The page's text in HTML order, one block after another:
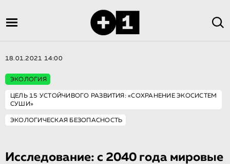
18.01.2021 14:00
ЭКОЛОГИЯ
ЦЕЛЬ 15 УСТОЙЧИВОГО РАЗВИТИЯ: «СОХРАНЕНИЕ ЭКОСИСТЕМ
СУШИ»
ЭКОЛОГИЧЕСКАЯ БЕЗОПАСНОСТЬ
Исследование: с 2040 года мировые